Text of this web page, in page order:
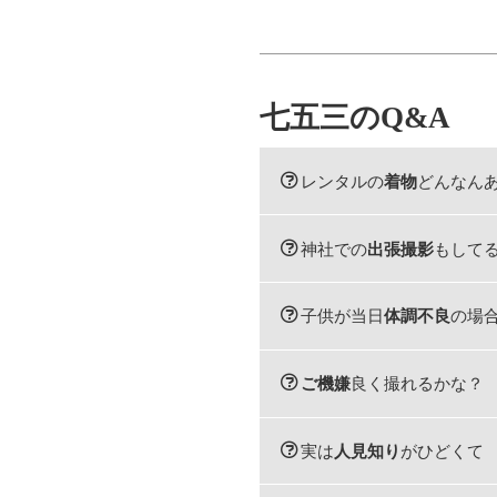
七五三のQ&A
レンタルの着物どんなん
神社での出張撮影もして
子供が当日体調不良の場
ご機嫌良く撮れるかな？
実は 人見知り がひどくて